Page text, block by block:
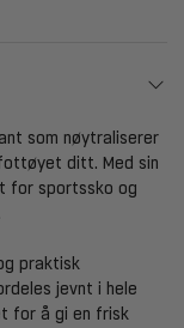
som nøytraliserer
ditt. Med sin
for sportssko og
praktisk
jevnt i hele
for å gi en frisk